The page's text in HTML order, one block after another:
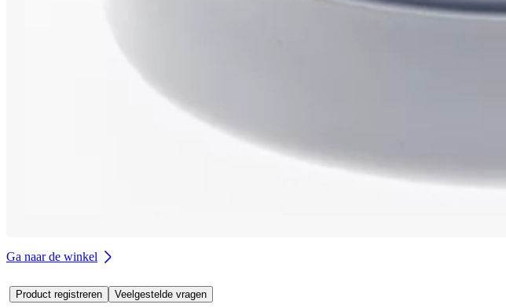
Ga naar de winkel
Product registreren Veelgestelde vragen